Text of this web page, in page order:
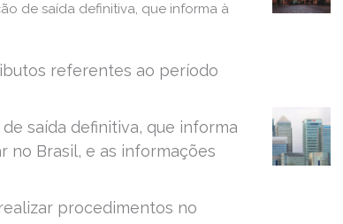
de saída definitiva, que informa à
referentes ao período
saída definitiva, que informa
no Brasil, e as informações
procedimentos no